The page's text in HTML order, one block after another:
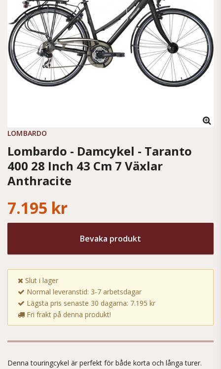
LOMBARDO
Lombardo - Damcykel - Taranto
400 28 Inch 43 Cm 7 Växlar
Anthracite
7.195 kr
Bevaka produkt
Slut i lager
Normal leveranstid: 3-7 arbetsdagar
Lägsta pris senaste 30 dagarna: 7.195 kr
Fri frakt på denna produkt!
Denna touringcykel är perfekt för både korta och långa turer.